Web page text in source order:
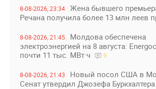
8-08-2026, 23:34
Жена бывшего
Речана получила более 13 млн леев
8-08-2026, 21:45
Молдова обеспечена
электроэнергией на 8 августа:
почти 11 тыс. МВт·ч
9
8-08-2026, 21:43
Новый посол США в
Сенат утвердил Джозефа Буркхалтера